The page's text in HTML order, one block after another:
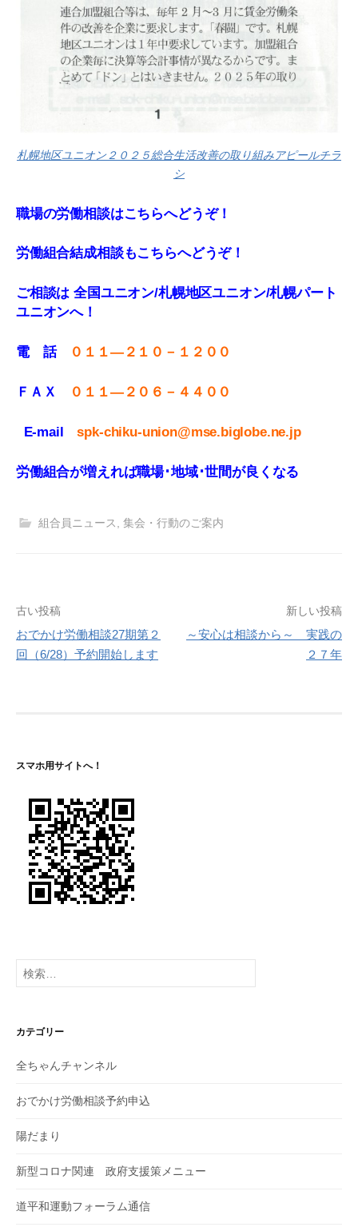
札幌地区ユニオン２０２５総合生活改善の取り組みアピールチラ
シ
職場の労働相談はこちらへどうぞ！
労働組合結成相談もこちらへどうぞ！
ご相談は 全国ユニオン/札幌地区ユニオン/札幌パート
ユニオンへ！
電 話 ０１１—２１０－１２００
ＦＡＸ ０１１—２０６－４４００
E-mailspk-chiku-union@mse.biglobe.ne.jp
労働組合が増えれば職場･地域･世間が良くなる
組合員ニュース, 集会・行動のご案内
投
稿
ー
ョ
ン
古い投稿
おでかけ労働相談27期第２
回（6/28）予約開始します
新しい投稿
～安心は相談から～ 実践の
２７年
スマホ用サイトへ！
検
索:
カテゴリー
全ちゃんチャンネル
おでかけ労働相談予約申込
陽だまり
新型コロナ関連 政府支援策メニュー
道平和運動フォーラム通信